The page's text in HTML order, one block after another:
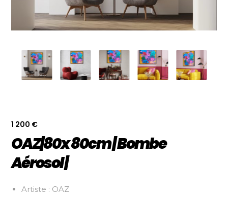
1 200 €
OAZ|80x 80cm | Bombe
Aérosol |
Artiste : OAZ